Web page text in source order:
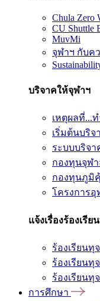
Chula Zero
CU Shuttle
MuvMi
จุฬาฯ กับค
บริจาคให้จุฬาฯ
เหตุผลที่...
เริ่มต้นบริจ
ระบบบริจ
กองทุนจุฬ
กองทุนภูมิ
โครงการอุ
แจ้งเรื่องร้องเรีย
ร้องเรียนทุ
ร้องเรียน
ร้องเรียน
การศึกษา